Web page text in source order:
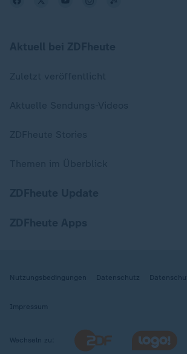
Nutzungsbedingungen Datenschutz
Impressum
Wechseln zu: